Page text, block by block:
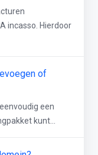
incasso. Hierdoor
of
een
kunt...